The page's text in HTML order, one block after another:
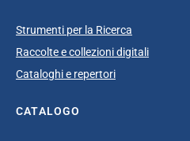
Strumenti per la Ricerca
Raccolte e collezioni digitali
Cataloghi e repertori
CATALOGO